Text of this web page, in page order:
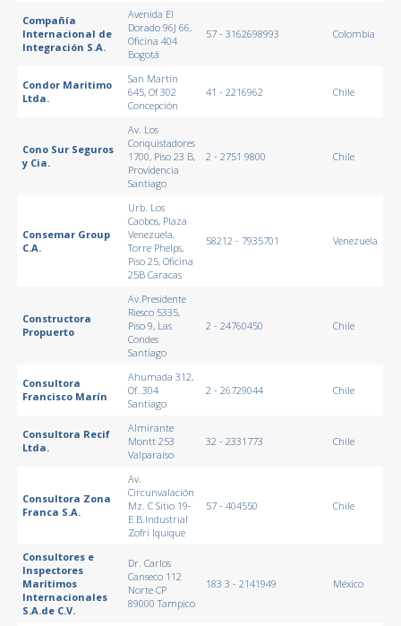
Compañía
Internacional de
Integración S.A.
Avenida El
Dorado 96J 66,
Oficina 404
Bogotá
57 - 3162698993 Colombia
Condor Maritimo
Ltda.
San Martín
645, Of 302
Concepción
41 - 2216962 Chile
Cono Sur Seguros
y Cia.
Av. Los
Conquistadores
1700, Piso 23 B,
Providencia
Santiago
2 - 2751 9800 Chile
Consemar Group
C.A.
Urb. Los
Caobos, Plaza
Venezuela,
Torre Phelps,
Piso 25, Oficina
25B Caracas
58212 - 7935701 Venezuela
Constructora
Propuerto
Av.Presidente
Riesco 5335,
Piso 9, Las
Condes
Santiago
2 - 24760450 Chile
Consultora
Francisco Marín
Ahumada 312,
Of. 304
Santiago
2 - 26729044 Chile
Consultora Recif
Ltda.
Almirante
Montt 253
Valparaíso
32 - 2331773 Chile
Consultora Zona
Franca S.A.
Av.
Circunvalación
Mz. C Sitio 19-
E B.Industrial
Zofri Iquique
57 - 404550 Chile
Consultores e
Inspectores
Marítimos
Internacionales
S.A.de C.V.
Dr. Carlos
Canseco 112
Norte CP
89000 Tampico
183 3 - 2141949 México